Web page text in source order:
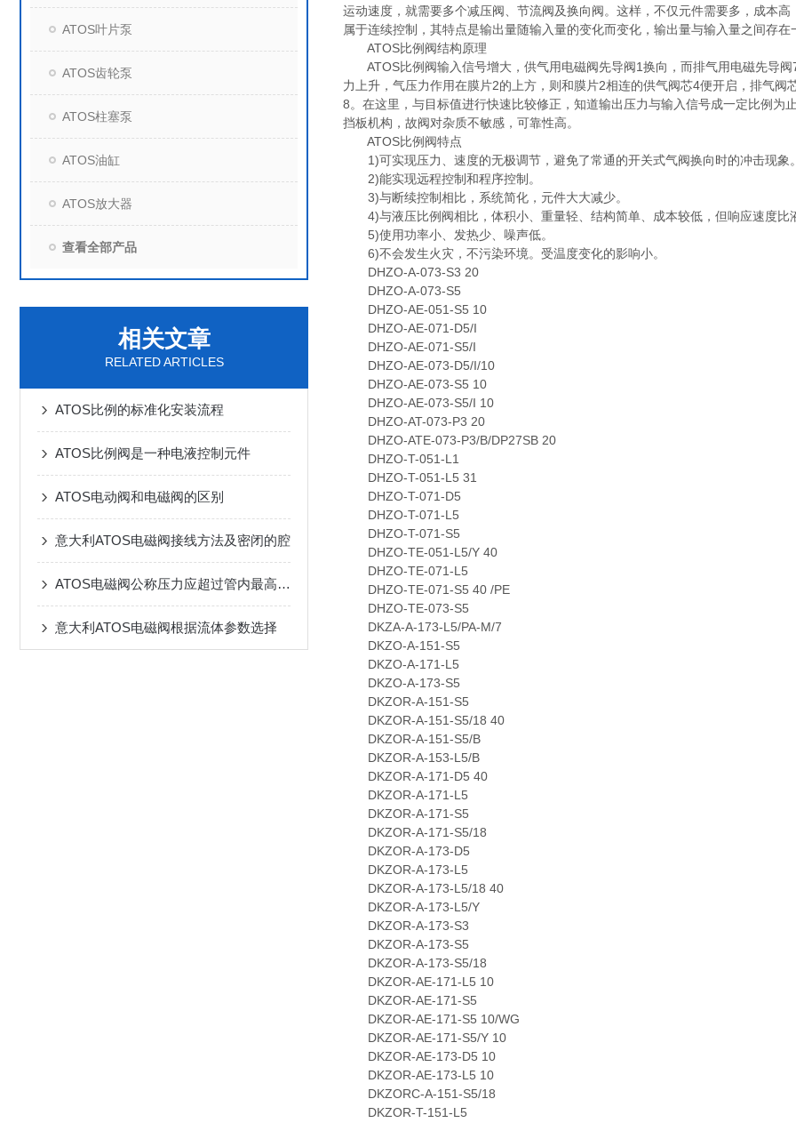
ATOS叶片泵
ATOS齿轮泵
ATOS柱塞泵
ATOS油缸
ATOS放大器
查看全部产品
相关文章
RELATED ARTICLES
ATOS比例的标准化安装流程
ATOS比例阀是一种电液控制元件
ATOS电动阀和电磁阀的区别
意大利ATOS电磁阀接线方法及密闭的腔
ATOS电磁阀公称压力应超过管内最高工作压力原因
意大利ATOS电磁阀根据流体参数选择
运动速度，就需要多个减压阀、节流阀及换向阀。这样，不仅元件需要多，成本
属于连续控制，其特点是输出量随输入量的变化而变化，输出量与输入量之间存
ATOS比例阀结构原理
ATOS比例阀输入信号增大，供气用电磁阀先导阀1换向，而排气用电磁先导
力上升，气压力作用在膜片2的上方，则和膜片2相连的供气阀芯4便开启，排气
8。在这里，与目标值进行快速比较修正，知道输出压力与输入信号成一定比例
挡板机构，故阀对杂质不敏感，可靠性高。
ATOS比例阀特点
1)可实现压力、速度的无极调节，避免了常通的开关式气阀换向时的冲击现象
2)能实现远程控制和程序控制。
3)与断续控制相比，系统简化，元件大大减少。
4)与液压比例阀相比，体积小、重量轻、结构简单、成本较低，但响应速度比
5)使用功率小、发热少、噪声低。
6)不会发生火灾，不污染环境。受温度变化的影响小。
DHZO-A-073-S3 20
DHZO-A-073-S5
DHZO-AE-051-S5 10
DHZO-AE-071-D5/I
DHZO-AE-071-S5/I
DHZO-AE-073-D5/I/10
DHZO-AE-073-S5 10
DHZO-AE-073-S5/I 10
DHZO-AT-073-P3 20
DHZO-ATE-073-P3/B/DP27SB 20
DHZO-T-051-L1
DHZO-T-051-L5 31
DHZO-T-071-D5
DHZO-T-071-L5
DHZO-T-071-S5
DHZO-TE-051-L5/Y 40
DHZO-TE-071-L5
DHZO-TE-071-S5 40 /PE
DHZO-TE-073-S5
DKZA-A-173-L5/PA-M/7
DKZO-A-151-S5
DKZO-A-171-L5
DKZO-A-173-S5
DKZOR-A-151-S5
DKZOR-A-151-S5/18 40
DKZOR-A-151-S5/B
DKZOR-A-153-L5/B
DKZOR-A-171-D5 40
DKZOR-A-171-L5
DKZOR-A-171-S5
DKZOR-A-171-S5/18
DKZOR-A-173-D5
DKZOR-A-173-L5
DKZOR-A-173-L5/18 40
DKZOR-A-173-L5/Y
DKZOR-A-173-S3
DKZOR-A-173-S5
DKZOR-A-173-S5/18
DKZOR-AE-171-L5 10
DKZOR-AE-171-S5
DKZOR-AE-171-S5 10/WG
DKZOR-AE-171-S5/Y 10
DKZOR-AE-173-D5 10
DKZOR-AE-173-L5 10
DKZORC-A-151-S5/18
DKZOR-T-151-L5